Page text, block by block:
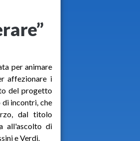
per animare
affezionare i
del progetto
di incontri, che
dal titolo
all'ascolto di
e Verdi.